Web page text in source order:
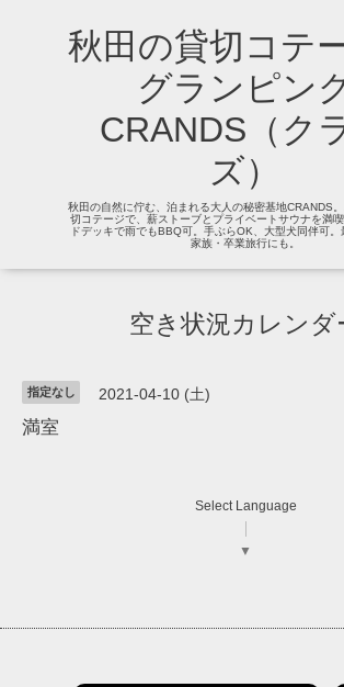
秋田の貸切コテ
グランピン
CRANDS（ク
ズ）
秋田の自然に佇む、泊まれる大人の秘密基地CRANDS
切コテージで、薪ストーブとプライベートサウナを満
ドデッキで雨でもBBQ可。手ぶらOK、大型犬同伴可。
家族・卒業旅行にも。
空き状況カレンダ
指定なし 2021-04-10 (土)
満室
Select Language
▼